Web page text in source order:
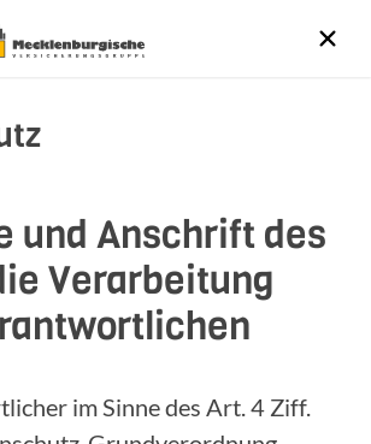
und Anschrift des
Verarbeitung
im Sinne des Art. 4 Ziff.